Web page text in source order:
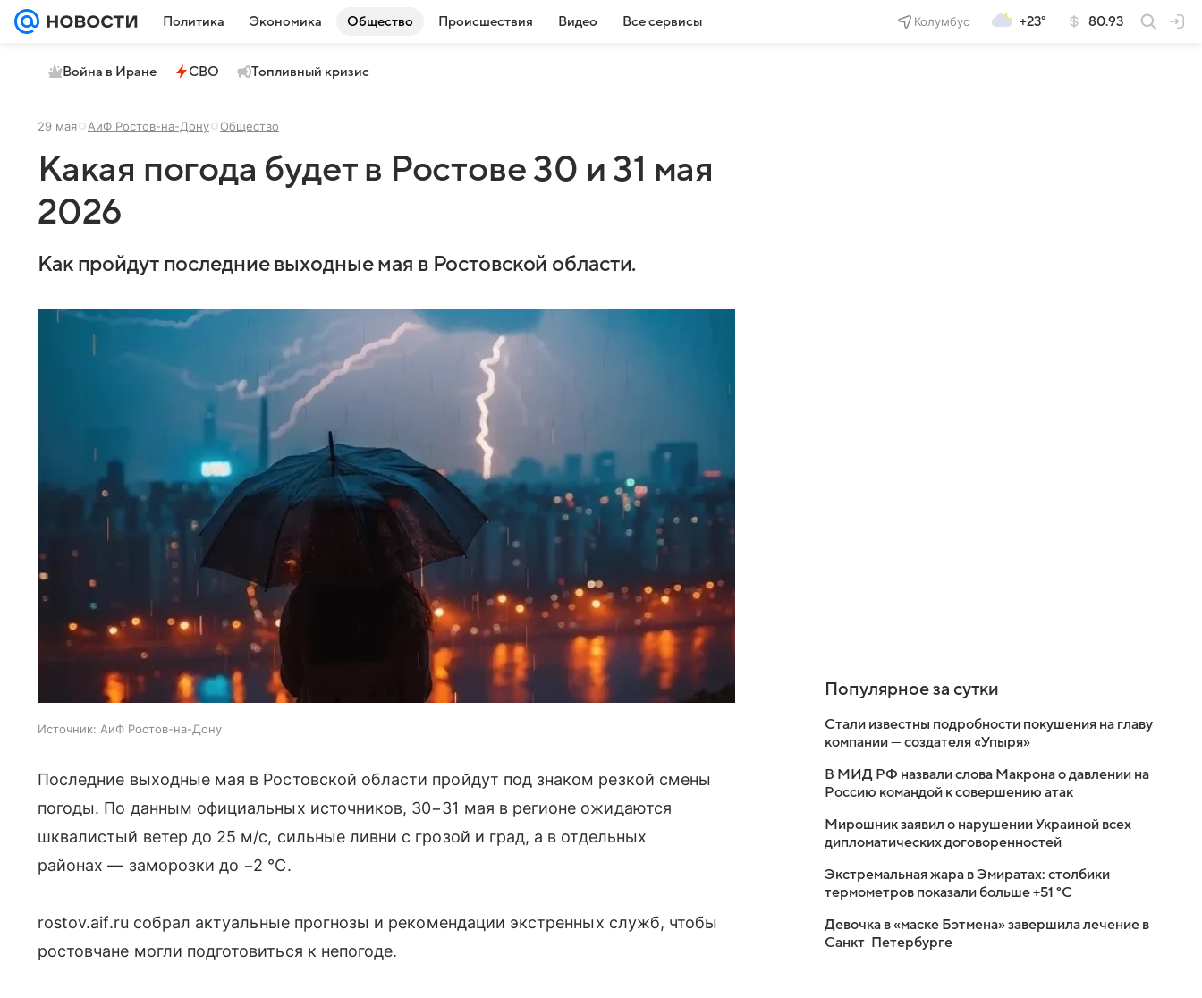
Политика Экономика Общество Происшествия Видео Все сервисы Колумбус +23° 80.93
Война в Иране СВО Топливный кризис
29 мая АиФ Ростов-на-Дону Общество
Какая погода будет в Ростове 30 и 31 мая
2026
Как пройдут последние выходные мая в Ростовской области.
Источник: АиФ Ростов-на-Дону
Последние выходные мая в Ростовской области пройдут под знаком резкой смены
погоды. По данным официальных источников, 30−31 мая в регионе ожидаются
шквалистый ветер до 25 м/с, сильные ливни с грозой и град, а в отдельных
районах — заморозки до −2 °C.
rostov.aif.ru собрал актуальные прогнозы и рекомендации экстренных служб, чтобы
ростовчане могли подготовиться к непогоде.
Популярное за сутки
Стали известны подробности покушения на главу
компании — создателя «Упыря»
В МИД РФ назвали слова Макрона о давлении на
Россию командой к совершению атак
Мирошник заявил о нарушении Украиной всех
дипломатических договоренностей
Экстремальная жара в Эмиратах: столбики
термометров показали больше +51 °C
Девочка в «маске Бэтмена» завершила лечение в
Санкт-Петербурге